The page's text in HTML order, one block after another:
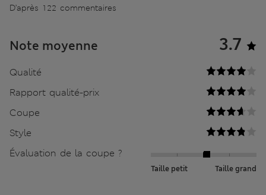
D’après 122 commentaires
Note moyenne 3.7
Qualité
Rapport qualité-prix
Coupe
Style
Évaluation de la coupe ?
Taille petit Taille grand